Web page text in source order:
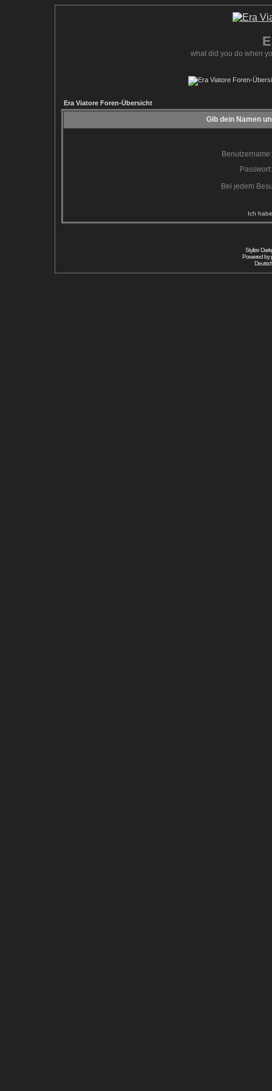
what did you do when
Era Viatore Foren-Übersicht
Gib dein Namen
Benutzername:
Passwort:
Bei jedem
Ich
Stylize
Powered by